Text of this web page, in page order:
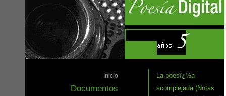
Inicio
Documentos
La poesï¿½a
acomplejada (Notas